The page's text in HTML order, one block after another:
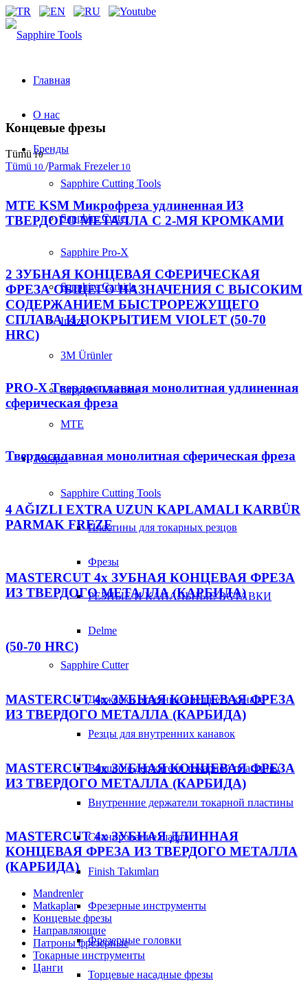
Главная
О нас
Бренды
Sapphire Cutting Tools
Sapphire Cutter
Sapphire Pro-X
Sapphire Carbide
Insize
3M Ürünler
Sapphire Machine
MTE
Товары
Sapphire Cutting Tools
Пластины для токарных резцов
Фрезы
РЕЗНЫЕ И КАНАЛЬНЫЕ ВСТАВКИ
Delme
Sapphire Cutter
Державки отрезные внешнего канала
Резцы для внутренних канавок
Внешние держатели токарной пластины
Внутренние держатели токарной пластины
Сканирование шафта
Finish Takımları
Фрезерные инструменты
Фрезерные головки
Торцевые насадные фрезы
Концевые фрезы
Tümü10
Tümü 10 /Parmak Frezeler10
MTE KSM Микрофреза удлиненная ИЗ
ТВЕРДОГО МЕТАЛЛА С 2-МЯ КРОМКАМИ
2 ЗУБНАЯ КОНЦЕВАЯ СФЕРИЧЕСКАЯ
ФРЕЗА ОБЩЕГО НАЗНАЧЕНИЯ С ВЫСОКИМ
СОДЕРЖАНИЕМ БЫСТРОРЕЖУЩЕГО
СПЛАВА И ПОКРЫТИЕМ VIOLET (50-70
HRC)
PRO-X Твердосплавная монолитная удлиненная
сферическая фреза
Твердосплавная монолитная сферическая фреза
4 AĞIZLI EXTRA UZUN KAPLAMALI KARBÜR
PARMAK FREZE
MASTERCUT 4х ЗУБНАЯ КОНЦЕВАЯ ФРЕЗА
ИЗ ТВЕРДОГО МЕТАЛЛА (КАРБИДА)
(50-70 HRC)
MASTERCUT 4х ЗУБНАЯ КОНЦЕВАЯ ФРЕЗА
ИЗ ТВЕРДОГО МЕТАЛЛА (КАРБИДА)
MASTERCUT 4х ЗУБНАЯ КОНЦЕВАЯ ФРЕЗА
ИЗ ТВЕРДОГО МЕТАЛЛА (КАРБИДА)
MASTERCUT 4х ЗУБНАЯ ДЛИННАЯ
КОНЦЕВАЯ ФРЕЗА ИЗ ТВЕРДОГО МЕТАЛЛА
(КАРБИДА)
Mandrenler
Matkaplar
Концевые фрезы
Направляющие
Патроны фрезерные
Токарные инструменты
Цанги